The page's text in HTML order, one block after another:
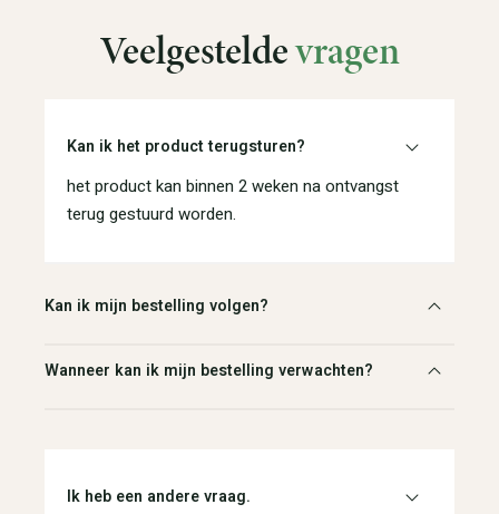
Veelgesteldevragen
Kan ik het product terugsturen?
het product kan binnen 2 weken na ontvangst
terug gestuurd worden.
Kan ik mijn bestelling volgen?
Wanneer kan ik mijn bestelling verwachten?
Ik heb een andere vraag.